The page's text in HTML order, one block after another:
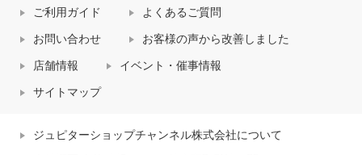
ご利用ガイド よくあるご質問
お問い合わせ お客様の声から改善しました
店舗情報 イベント・催事情報
サイトマップ
ジュピターショップチャンネル株式会社について